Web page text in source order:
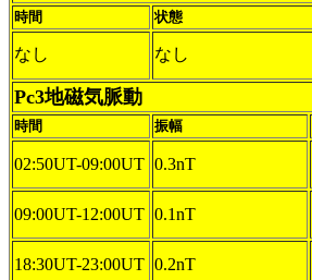
時間 状態
なし なし
Pc3地磁気脈動
時間 振幅
02:50UT-09:00UT 0.3nT
09:00UT-12:00UT 0.1nT
18:30UT-23:00UT 0.2nT